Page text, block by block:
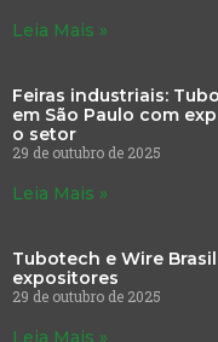
Leia Mais »
Feiras industriais:
em São Paulo com
o setor
29 de outubro de 2025
Leia Mais »
Tubotech e Wire
expositores
29 de outubro de 2025
Leia Mais »